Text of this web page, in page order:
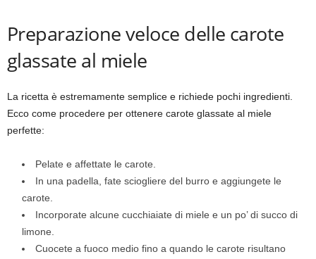
Preparazione veloce delle carote
glassate al miele
La ricetta è estremamente semplice e richiede pochi ingredienti.
Ecco come procedere per ottenere carote glassate al miele
perfette:
Pelate e affettate le carote.
In una padella, fate sciogliere del burro e aggiungete le
carote.
Incorporate alcune cucchiaiate di miele e un po’ di succo di
limone.
Cuocete a fuoco medio fino a quando le carote risultano